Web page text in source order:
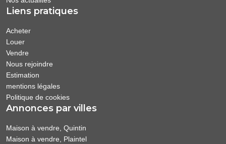
Liens pratiques
Acheter
Louer
Vendre
Nous rejoindre
Estimation
mentions légales
Politique de cookies
Annonces par villes
Maison à vendre, Quintin
Maison à vendre, Plaintel